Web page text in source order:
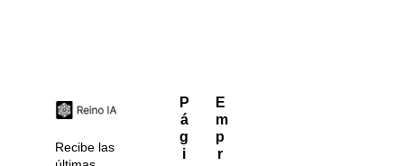
Recibe las
P
á
g
i
E
m
p
r